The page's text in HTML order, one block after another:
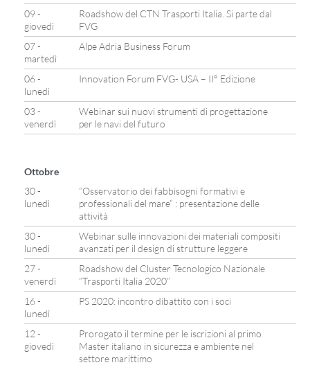
09 -
giovedì
Roadshow del CTN Trasporti Italia. Si parte dal
FVG
07 -
martedì
Alpe Adria Business Forum
06 -
lunedì
Innovation Forum FVG- USA – II° Edizione
03 -
venerdì
Webinar sui nuovi strumenti di progettazione
per le navi del futuro
Ottobre
30 -
lunedì
“Osservatorio dei fabbisogni formativi e
professionali del mare” : presentazione delle
attività
30 -
lunedì
Webinar sulle innovazioni dei materiali compositi
avanzati per il design di strutture leggere
27 -
venerdì
Roadshow del Cluster Tecnologico Nazionale
“Trasporti Italia 2020”
16 -
lunedì
PS 2020: incontro dibattito con i soci
12 -
giovedì
Prorogato il termine per le iscrizioni al primo
Master italiano in sicurezza e ambiente nel
settore marittimo